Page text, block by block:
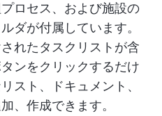
ロセス、および施設の
ダが付属しています。
れたタスクリストが含
ンをクリックするだけ
スト、ドキュメント、
、作成できます。